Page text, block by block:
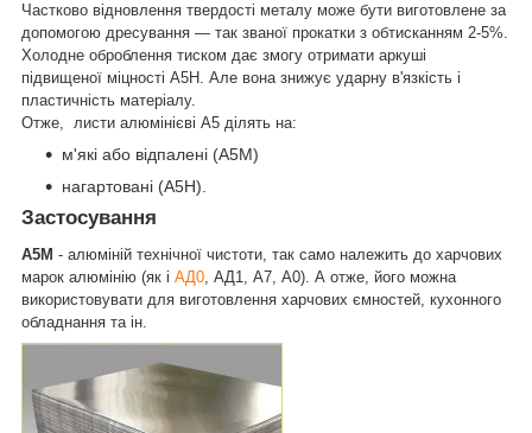
Частково відновлення твердості металу може бути виготовлене за
допомогою дресування — так званої прокатки з обтисканням 2-5%.
Холодне оброблення тиском дає змогу отримати аркуші
підвищеної міцності А5Н. Але вона знижує ударну в'язкість і
пластичність матеріалу.
Отже, листи алюмінієві А5 ділять на:
м'які або відпалені (А5М)
нагартовані (А5Н).
Застосування
А5М - алюміній технічної чистоти, так само належить до харчових
марок алюмінію (як і АД0 , АД1, А7, А0). А отже, його можна
використовувати для виготовлення харчових ємностей, кухонного
обладнання та ін.